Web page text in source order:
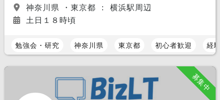
神奈川県 ・東京都 ： 横浜駅周辺
土日１８時頃
勉強会・研究 神奈川県 東京都 初心者歓迎 経
募集中